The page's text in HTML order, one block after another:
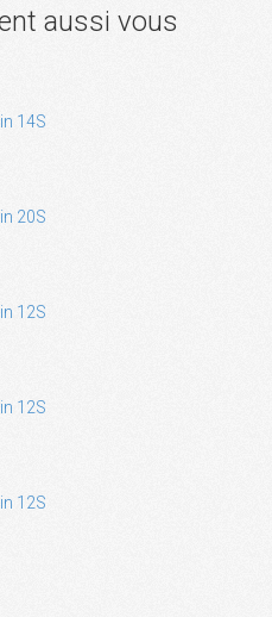
aussi vous
14S
20S
12S
12S
12S